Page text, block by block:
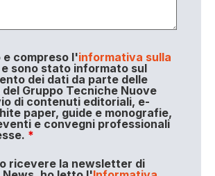
e compreso l'informativa sulla
sono stato informato sul
dei dati da parte delle
del Gruppo Tecniche Nuove
di contenuti editoriali, e-
paper, guide e monografie,
e convegni professionali
*
ricevere la newsletter di